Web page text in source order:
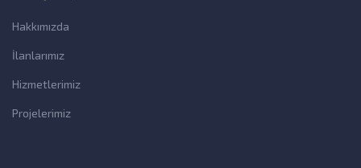
Hakkımızda
İlanlarımız
Hizmetlerimiz
Projelerimiz